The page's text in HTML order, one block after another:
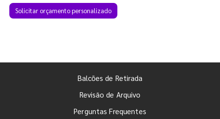
Solicitar orçamento personalizado
Balcões de Retirada
Revisão de Arquivo
Perguntas Frequentes